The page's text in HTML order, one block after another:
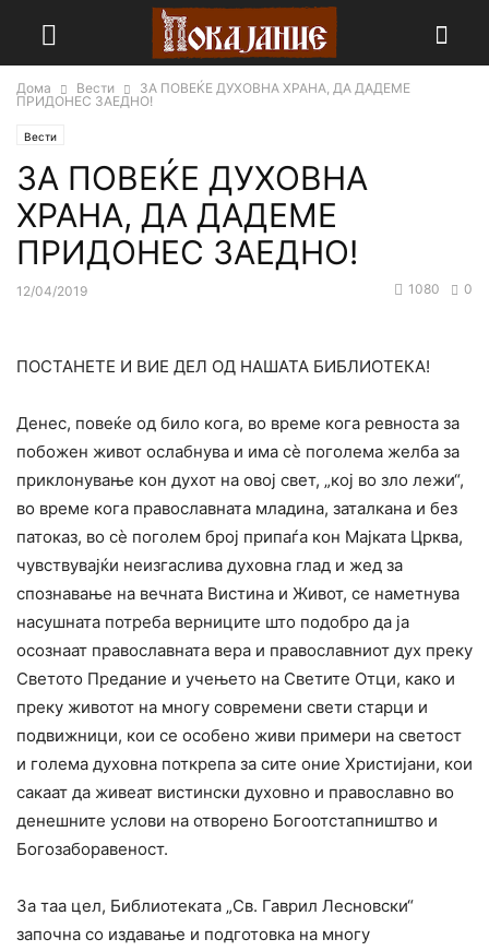
Дома Вести
ЗА ПОВЕЌЕ ДУХОВНА ХРАНА, ДА ДАДЕМЕ
ПРИДОНЕС ЗАЕДНО!
Вести
ЗА ПОВЕЌЕ ДУХОВНА
ХРАНА, ДА ДАДЕМЕ
ПРИДОНЕС ЗАЕДНО!
12/04/2019 0
1080
ПОСТАНЕТЕ И ВИЕ ДЕЛ ОД НАШАТА БИБЛИОТЕКА!
Денес, повеќе од било кога, во време кога ревноста за
побожен живот ослабнува и има сѐ поголема желба за
приклонување кон духот на овој свет, „кој во зло лежи“,
во време кога православната младина, заталкана и без
патоказ, во сѐ поголем број припаѓа кон Мајката Црква,
чувствувајќи неизгаслива духовна глад и жед за
спознавање на вечната Вистина и Живот, се наметнува
насушната потреба верниците што подобро да ја
осознаат православната вера и православниот дух преку
Светото Предание и учењето на Светите Отци, како и
преку животот на многу современи свети старци и
подвижници, кои се особено живи примери на светост
и голема духовна поткрепа за сите оние Христијани, кои
сакаат да живеат вистински духовно и православно во
денешните услови на отворено Богоотстапништво и
Богозаборавеност.
За таа цел, Библиотеката „Св. Гаврил Лесновски“
започна со издавање и подготовка на многу